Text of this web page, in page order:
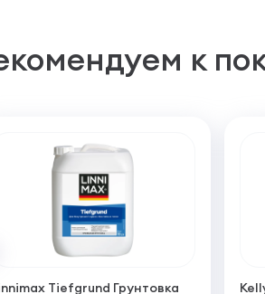
к
Tiefgrund Грунтовка